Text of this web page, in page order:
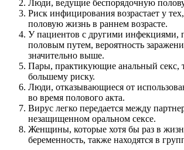
Люди, ведущие беспорядочную
Риск инфицирования возрастает у
половую жизнь в раннем возрасте.
У пациентов с другими инфекциями,
половым путем, вероятность
значительно выше.
Пары, практикующие анальный секс,
большему риску.
Люди, отказывающиеся от
во время полового акта.
Вирус легко передается между
незащищенном оральном сексе.
Женщины, которые хотя бы раз в
беременность, также находятся в